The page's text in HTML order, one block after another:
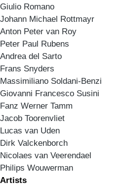
Giulio Romano
Johann Michael Rottmayr
Anton Peter van Roy
Peter Paul Rubens
Andrea del Sarto
Frans Snyders
Massimiliano Soldani-Benzi
Giovanni Francesco Susini
Fanz Werner Tamm
Jacob Toorenvliet
Lucas van Uden
Dirk Valckenborch
Nicolaes van Veerendael
Philips Wouwerman
Artists